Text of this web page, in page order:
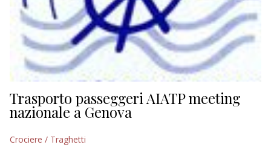
Trasporto passeggeri AIATP meeting
nazionale a Genova
Crociere / Traghetti